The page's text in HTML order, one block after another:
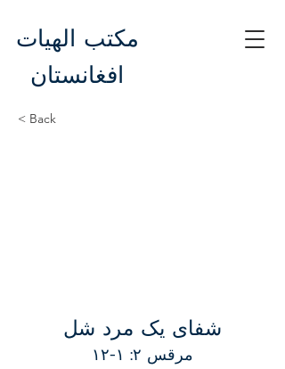
مکتب الهیات
افغانستان
< Back
شفای یک مرد شل
مرقس ۲: ۱-۱۲